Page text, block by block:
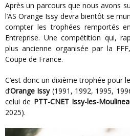
Après un parcours que nous avons suivi tout au long de la saison,
l’AS Orange Issy devra bientôt se
compter les trophées remportés
Entreprise. Une compétition qui,
plus ancienne organisée par la
Coupe de France.
C’est donc un dixième trophée pour le club, remporté sous le nom
d’Orange Issy(1991, 1992, 1995,
celui de PTT-CNET Issy-les-
2025).